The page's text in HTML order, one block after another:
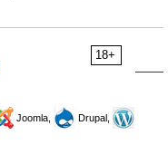
18+
Joomla,
Drupal,